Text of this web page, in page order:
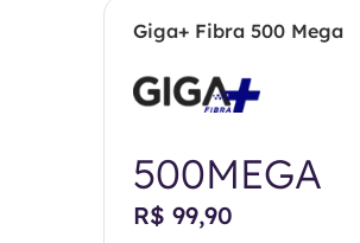
Giga+ Fibra 500 Mega
500MEGA
R$ 99,90